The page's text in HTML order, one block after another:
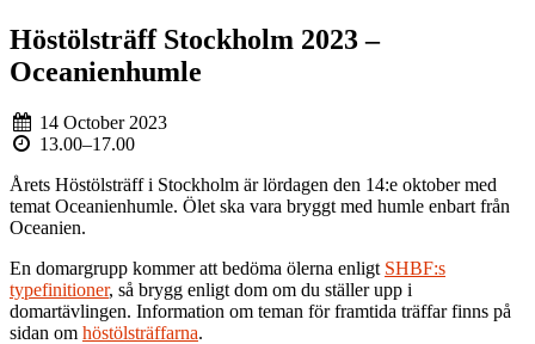
Höstölsträff Stockholm 2023 –
Oceanienhumle
14 October 2023
13.00–17.00
Årets Höstölsträff i Stockholm är lördagen den 14:e oktober med
temat Oceanienhumle. Ölet ska vara bryggt med humle enbart från
Oceanien.
En domargrupp kommer att bedöma ölerna enligt SHBF:s
typefinitioner, så brygg enligt dom om du ställer upp i
domartävlingen. Information om teman för framtida träffar finns på
sidan om höstölsträffarna.